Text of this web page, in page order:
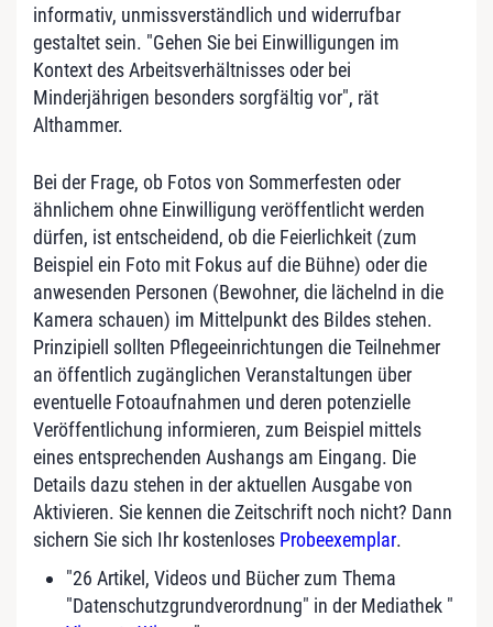
informativ, unmissverständlich und widerrufbar
gestaltet sein. "Gehen Sie bei Einwilligungen im
Kontext des Arbeitsverhältnisses oder bei
Minderjährigen besonders sorgfältig vor", rät
Althammer.
Bei der Frage, ob Fotos von Sommerfesten oder
ähnlichem ohne Einwilligung veröffentlicht werden
dürfen, ist entscheidend, ob die Feierlichkeit (zum
Beispiel ein Foto mit Fokus auf die Bühne) oder die
anwesenden Personen (Bewohner, die lächelnd in die
Kamera schauen) im Mittelpunkt des Bildes stehen.
Prinzipiell sollten Pflegeeinrichtungen die Teilnehmer
an öffentlich zugänglichen Veranstaltungen über
eventuelle Fotoaufnahmen und deren potenzielle
Veröffentlichung informieren, zum Beispiel mittels
eines entsprechenden Aushangs am Eingang. Die
Details dazu stehen in der aktuellen Ausgabe von
Aktivieren. Sie kennen die Zeitschrift noch nicht? Dann
sichern Sie sich Ihr kostenloses Probeexemplar.
"26 Artikel, Videos und Bücher zum Thema
"Datenschutzgrundverordnung" in der Mediathek "